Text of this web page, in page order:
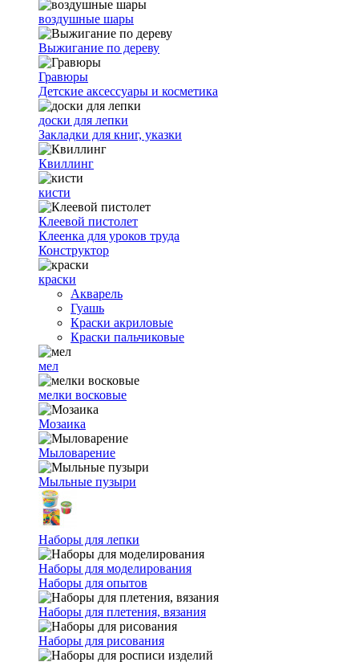
воздушные шары
Выжигание по дереву
Гравюры
Детские аксессуары и косметика
доски для лепки
Закладки для книг, указки
Квиллинг
кисти
Клеевой пистолет
Клеенка для уроков труда
Конструктор
краски
Акварель
Гуашь
Краски акриловые
Краски пальчиковые
мел
мелки восковые
Мозаика
Мыловарение
Мыльные пузыри
Наборы для лепки
Наборы для моделирования
Наборы для опытов
Наборы для плетения, вязания
Наборы для рисования